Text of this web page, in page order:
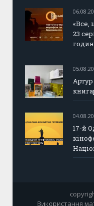
«Все,
23
17-й
Використання